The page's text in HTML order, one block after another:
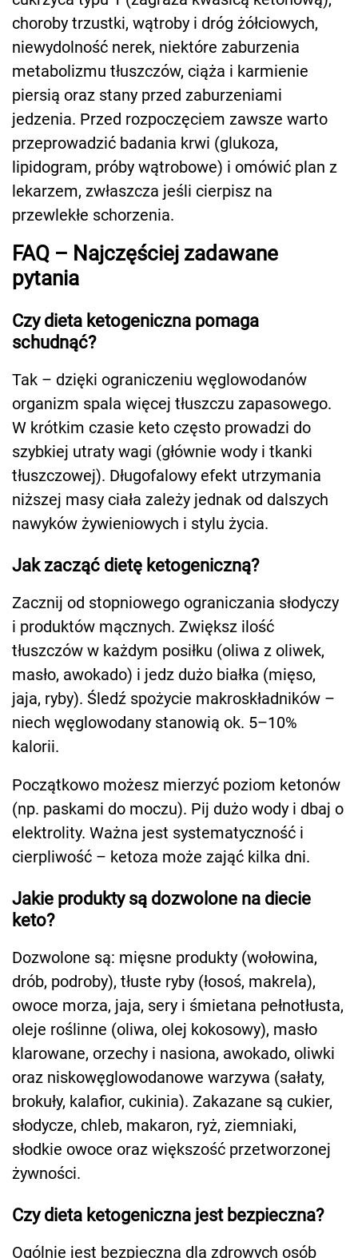
choroby trzustki, wątroby i dróg żółciowych,
niewydolność nerek, niektóre zaburzenia
metabolizmu tłuszczów, ciąża i karmienie
piersią oraz stany przed zaburzeniami
jedzenia. Przed rozpoczęciem zawsze warto
przeprowadzić badania krwi (glukoza,
lipidogram, próby wątrobowe) i omówić plan z
lekarzem, zwłaszcza jeśli cierpisz na
przewlekłe schorzenia.
FAQ – Najczęściej zadawane
pytania
Czy dieta ketogeniczna pomaga
schudnąć?
Tak – dzięki ograniczeniu węglowodanów
organizm spala więcej tłuszczu zapasowego.
W krótkim czasie keto często prowadzi do
szybkiej utraty wagi (głównie wody i tkanki
tłuszczowej). Długofalowy efekt utrzymania
niższej masy ciała zależy jednak od dalszych
nawyków żywieniowych i stylu życia.
Jak zacząć dietę ketogeniczną?
Zacznij od stopniowego ograniczania słodyczy
i produktów mącznych. Zwiększ ilość
tłuszczów w każdym posiłku (oliwa z oliwek,
masło, awokado) i jedz dużo białka (mięso,
jaja, ryby). Śledź spożycie makroskładników –
niech węglowodany stanowią ok. 5–10%
kalorii.
Początkowo możesz mierzyć poziom ketonów
(np. paskami do moczu). Pij dużo wody i dbaj o
elektrolity. Ważna jest systematyczność i
cierpliwość – ketoza może zająć kilka dni.
Jakie produkty są dozwolone na diecie
keto?
Dozwolone są: mięsne produkty (wołowina,
drób, podroby), tłuste ryby (łosoś, makrela),
owoce morza, jaja, sery i śmietana pełnotłusta,
oleje roślinne (oliwa, olej kokosowy), masło
klarowane, orzechy i nasiona, awokado, oliwki
oraz niskowęglowodanowe warzywa (sałaty,
brokuły, kalafior, cukinia). Zakazane są cukier,
słodycze, chleb, makaron, ryż, ziemniaki,
słodkie owoce oraz większość przetworzonej
żywności.
Czy dieta ketogeniczna jest bezpieczna?
Ogólnie jest bezpieczna dla zdrowych osób